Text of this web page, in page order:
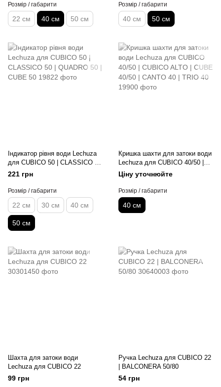
Розмір / габарити
22 см 40 см 50 см
Розмір / габарити
40 см 50 см
Індикатор рівня води Lechuza
для CUBICO 50 | CLASSICO 50
| QUADRO 50 | CUBE 50
221 грн
Розмір / габарити
22 см 30 см 40 см
50 см
Кришка шахти для затоки води
Lechuza для CUBICO 40/50 |
CUBICO ALTO | CUBE 40/50 |
CANTO 40 | TRIO 40
Ціну уточнюйте
Розмір / габарити
40 см
Шахта для затоки води
Lechuza для CUBICO 22
99 грн
Ручка Lechuza для CUBICO 22
| BALCONERA 50/80
54 грн